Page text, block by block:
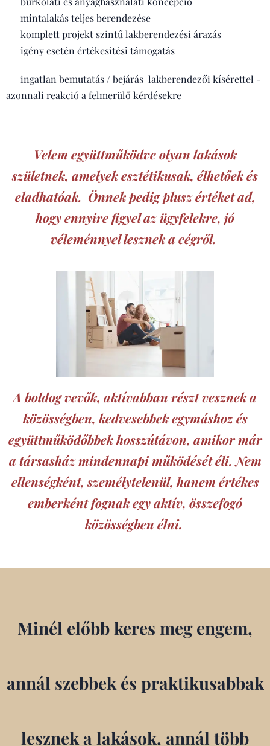
✔ mintalakás teljes berendezése
✔ komplett projekt szintű lakberendezési árazás
✔ igény esetén értékesítési támogatás
✔ ingatlan bemutatás / bejárás lakberendezői kísérettel -
azonnali reakció a felmerülő kérdésekre
Velem együttműködve olyan lakások
születnek, amelyek esztétikusak, élhetőek és
eladhatóak. Önnek pedig plusz értéket ad,
hogy ennyire figyel az ügyfelekre, jó
véleménnyel lesznek a cégről.
A boldog vevők, aktívabban részt vesznek a
közösségben, kedvesebbek egymáshoz és
együttműködőbbek hosszútávon, amikor már
a társasház mindennapi működését éli. Nem
ellenségként, személytelenül, hanem értékes
emberként fognak egy aktív, összefogó
közösségben élni.
Minél előbb keres meg engem,
annál szebbek és praktikusabbak
lesznek a lakások, annál több